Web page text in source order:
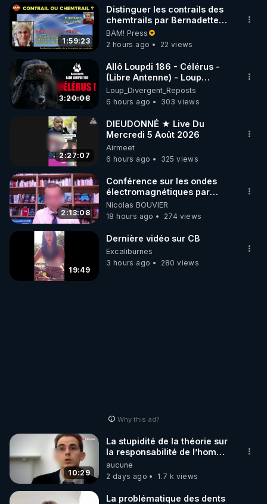
▶ 30 jours gratuit sur l’application de méditation et
de bien-être ENVOL :
Rendez-vous sur https://www.envol.app/code
le code : REGENERE
1:59:23
Distinguer les contrails des
chemtrails par Bernadette
Bihin
BAM! Press
2 hours ago
22 views
3:20:08
Allô Loupdi 186 - Célérus -
(Libre Antenne) - Loup
Divergent 2026.08.06
Loup_Divergent_Reposts
6 hours ago
303 views
2:27:07
DIEUDONNÉ ★ Live Du
Mercredi 5 Août 2026
Airmeet
6 hours ago
325 views
2:13:08
Conférence sur les ondes
électromagnétiques par
Grégoire Caustru et Bart de
Wever !
Nicolas BOUVIER
18 hours ago
274 views
19:49
Dernière vidéo sur CB
Excaliburnes
3 hours ago
280 views
Why this ad?
10:29
La stupidité de la théorie sur
la responsabilité de l’homme
concernant le dioxyde de
carbone.
aucune
2 days ago
1.7 k views
La problématique des dents